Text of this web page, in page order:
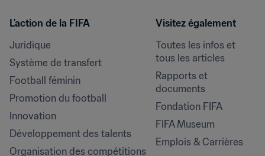
L’action de la FIFA
Juridique
Système de transfert
Football féminin
Promotion du football
Innovation
Développement des talents
Organisation des compétitions
Visitez également
Toutes les infos et
tous les articles
Rapports et
documents
Fondation FIFA
FIFA Museum
Emplois & Carrières